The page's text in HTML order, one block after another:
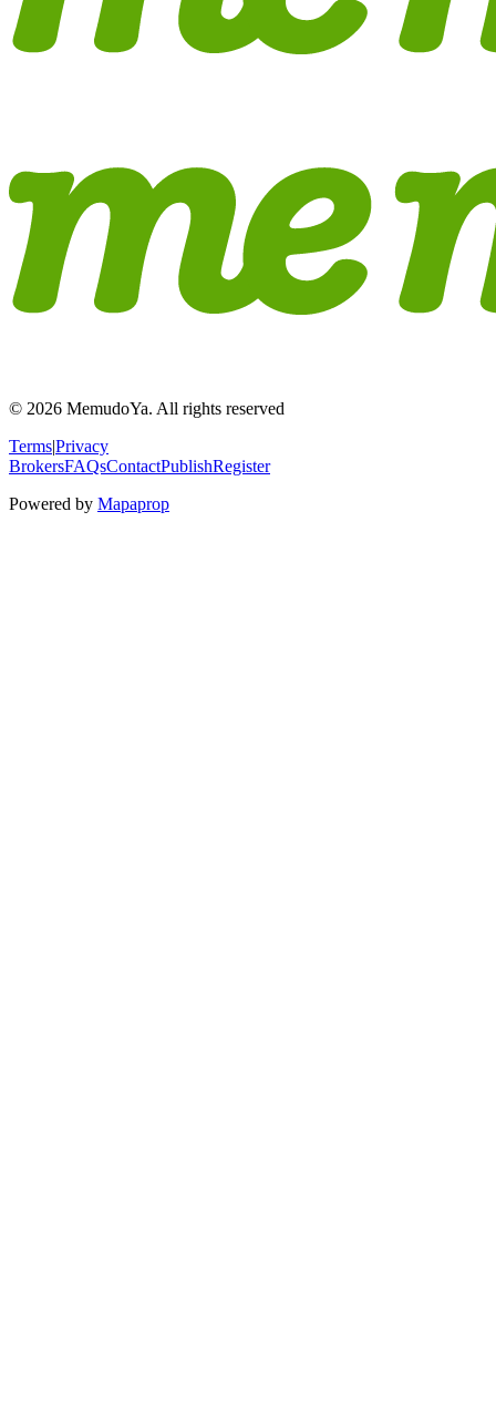
© 2026 MemudoYa. All rights reserved
Terms|Privacy
BrokersFAQsContactPublishRegister
Powered by Mapaprop